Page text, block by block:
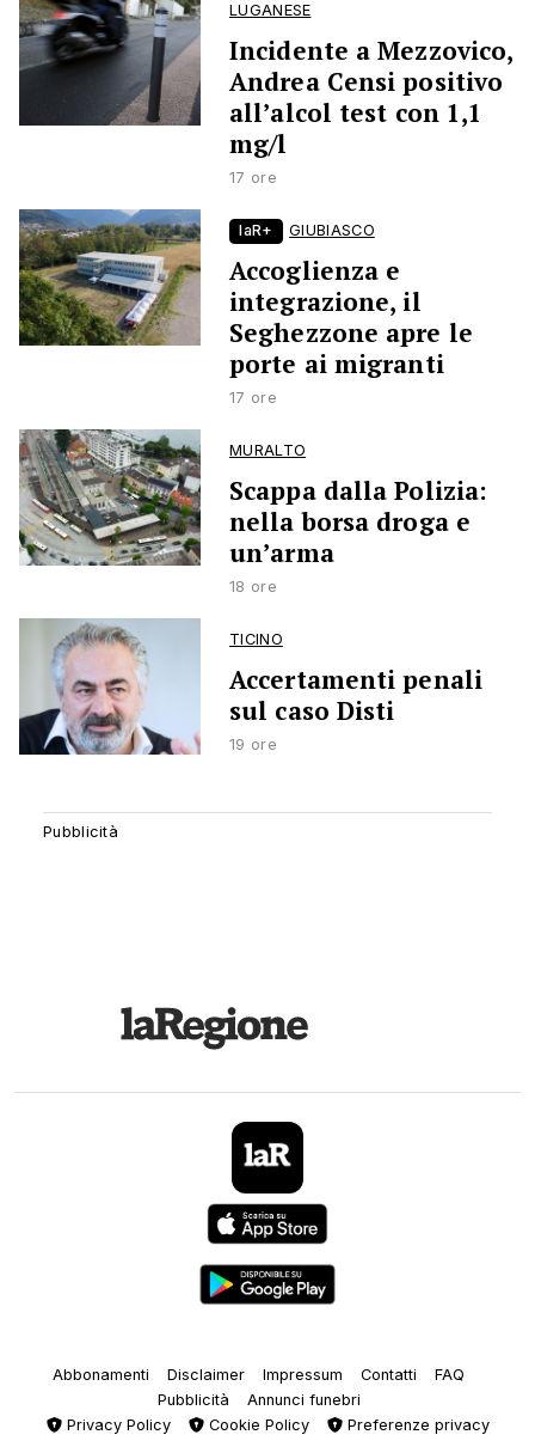
LUGANESE
Incidente a Mezzovico,
Andrea Censi positivo
all’alcol test con 1,1
mg/l
17 ore
laR+ GIUBIASCO
Accoglienza e
integrazione, il
Seghezzone apre le
porte ai migranti
17 ore
MURALTO
Scappa dalla Polizia:
nella borsa droga e
un’arma
18 ore
TICINO
Accertamenti penali
sul caso Disti
19 ore
Abbonamenti Disclaimer Impressum Contatti
FAQ
Pubblicità
Annunci funebri
Privacy Policy
Cookie Policy Preferenze privacy